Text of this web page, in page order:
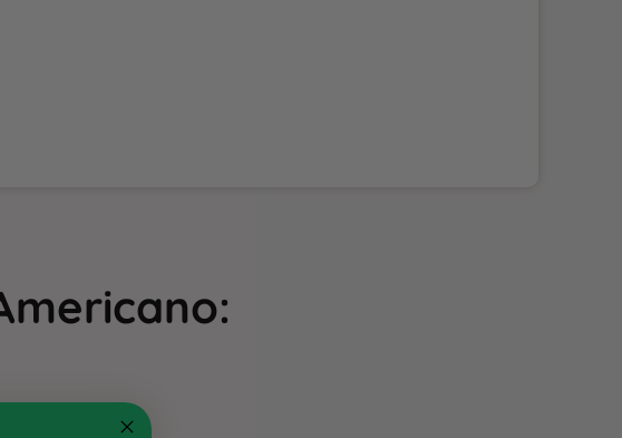
: